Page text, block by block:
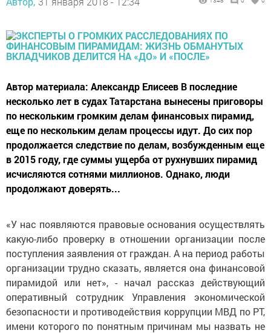
Автор материала: Александр Елисеев В последние
несколько лет в судах Татарстана вынесены приговоры
по нескольким громким делам финансовых пирамид,
еще по нескольким делам процессы идут. До сих пор
продолжается следствие по делам, возбужденным еще
в 2015 году, где суммы ущерба от рухнувших пирамид
исчисляются сотнями миллионов. Однако, люди
продолжают доверять...
«У нас появляются правовые основания осуществлять
какую-либо проверку в отношении организации после
поступления заявления от граждан. А на период работы
организации трудно сказать, является она финансовой
пирамидой или нет», - начал рассказ действующий
оперативный сотрудник Управления экономической
безопасности и противодействия коррупции МВД по РТ,
имени которого по понятным причинам мы назвать не